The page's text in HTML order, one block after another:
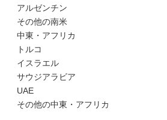
アルゼンチン
その他の南米
中東・アフリカ
トルコ
イスラエル
サウジアラビア
UAE
その他の中東・アフリカ